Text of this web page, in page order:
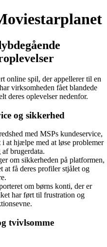
online spil, der appellerer til en
virksomheden fået blandede
deres oplevelser nedenfor.
og sikkerhed
med MSPs kundeservice,
at hjælpe med at løse problemer
brugerdata.
om sikkerheden på platformen,
at få deres profiler stjålet og
om børns konti, der er
har ført til frustration og
tvivlsomme